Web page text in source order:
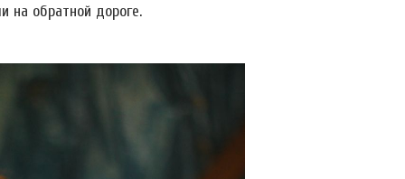
обратной дороге.